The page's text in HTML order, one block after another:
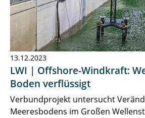
13.12.2023
LWI | Offshore-Windkraft:
Boden verflüssigt
Verbundprojekt untersucht
Meeresbodens im Großen